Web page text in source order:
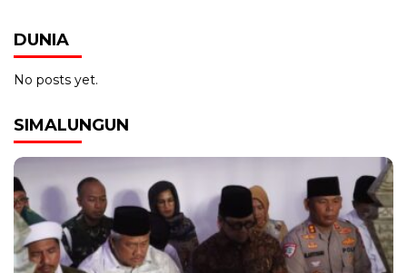
DUNIA
No posts yet.
SIMALUNGUN